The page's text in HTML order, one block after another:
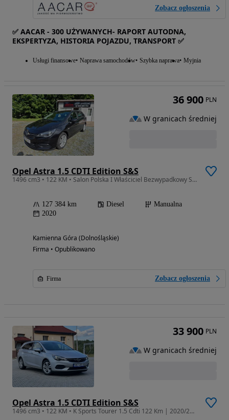
Zobacz ogłoszenia
✅ AACAR - 300 UŻYWANYCH- RAPORT AUTODNA,
EKSPERTYZA, HISTORIA POJAZDU, TRANSPORT ✅
Usługi finansowe Naprawa samochodów Szybka naprawa Myjnia
Opel Astra 1.5 CDTI Edition S&S
1496 cm3 • 122 KM • Salon Polska I Właściciel Bezwypadkowy Serwisowany
127 384 km Diesel
Manualna
2020
Kamienna Góra (Dolnośląskie)
Firma • Opublikowano
Firma Zobacz ogłoszenia
36 900 PLN
W granicach średniej
Opel Astra 1.5 CDTI Edition S&S
1496 cm3 • 122 KM • K Sports Tourer 1.5 Cdti 122 Km | 2020/2021 | Salon Polska
33 900 PLN
W granicach średniej